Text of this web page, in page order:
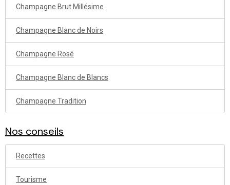
Champagne Brut Millésime
Champagne Blanc de Noirs
Champagne Rosé
Champagne Blanc de Blancs
Champagne Tradition
Nos conseils
Recettes
Tourisme